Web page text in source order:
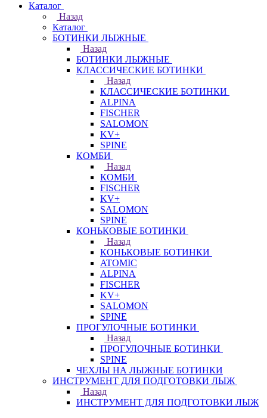
Каталог
Назад
Каталог
БОТИНКИ ЛЫЖНЫЕ
Назад
БОТИНКИ ЛЫЖНЫЕ
КЛАССИЧЕСКИЕ БОТИНКИ
Назад
КЛАССИЧЕСКИЕ БОТИНКИ
ALPINA
FISCHER
SALOMON
KV+
SPINE
КОМБИ
Назад
КОМБИ
FISCHER
KV+
SALOMON
SPINE
КОНЬКОВЫЕ БОТИНКИ
Назад
КОНЬКОВЫЕ БОТИНКИ
ATOMIC
ALPINA
FISCHER
KV+
SALOMON
SPINE
ПРОГУЛОЧНЫЕ БОТИНКИ
Назад
ПРОГУЛОЧНЫЕ БОТИНКИ
SPINE
ЧЕХЛЫ НА ЛЫЖНЫЕ БОТИНКИ
ИНСТРУМЕНТ ДЛЯ ПОДГОТОВКИ ЛЫЖ
Назад
ИНСТРУМЕНТ ДЛЯ ПОДГОТОВКИ ЛЫЖ